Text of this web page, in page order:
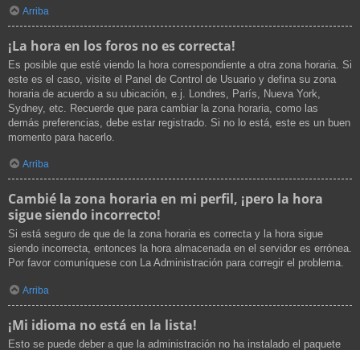
Arriba
¡La hora en los foros no es correcta!
Es posible que esté viendo la hora correspondiente a otra zona horaria. Si
este es el caso, visite el Panel de Control de Usuario y defina su zona
horaria de acuerdo a su ubicación, e.j. Londres, París, Nueva York,
Sydney, etc. Recuerde que para cambiar la zona horaria, como las
demás preferencias, debe estar registrado. Si no lo está, este es un buen
momento para hacerlo.
Arriba
Cambié la zona horaria en mi perfil, ¡pero la hora
sigue siendo incorrecto!
Si está seguro de que de la zona horaria es correcta y la hora sigue
siendo incorrecta, entonces la hora almacenada en el servidor es errónea.
Por favor comuníquese con La Administración para corregir el problema.
Arriba
¡Mi idioma no está en la lista!
Esto se puede deber a que la administración no ha instalado el paquete